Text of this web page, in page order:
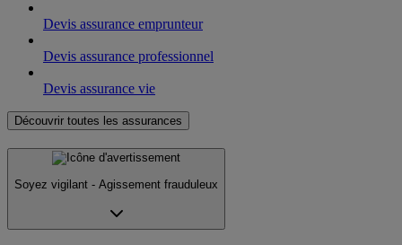
Devis assurance emprunteur
Devis assurance professionnel
Devis assurance vie
Découvrir toutes les assurances
Soyez vigilant - Agissement frauduleux